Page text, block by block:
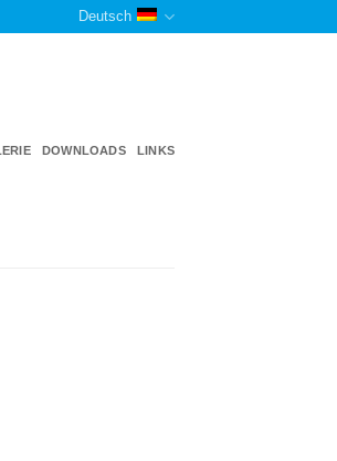
Deutsch
DOWNLOADS LINKS